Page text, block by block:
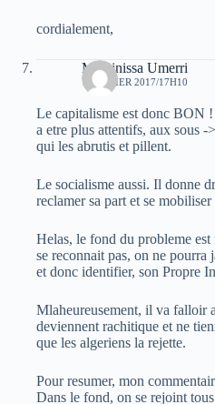
cordialement,
Massinissa Umerri
1 FÉVRIER 2017/17H10
Le capitalisme est donc BON
a etre plus attentifs, aux sous
qui les abrutis et pillent.
Le socialisme aussi. Il donne
reclamer sa part et se mobiliser
Helas, le fond du probleme
se reconnait pas, on ne pourra
et donc identifier, son Propre
Mlaheureusement, il va falloir
deviennent rachitique et ne
que les algeriens la rejette.
Pour resumer, mon
Dans le fond, on se rejoint